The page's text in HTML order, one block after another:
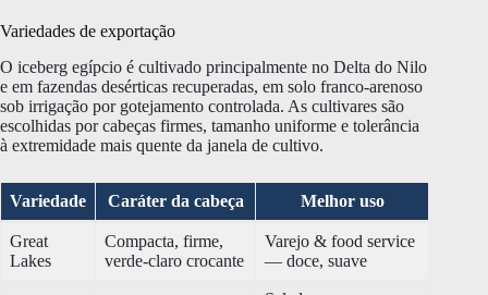
Variedades de exportação
O iceberg egípcio é cultivado principalmente no Delta do Nilo
e em fazendas desérticas recuperadas, em solo franco-arenoso
sob irrigação por gotejamento controlada. As cultivares são
escolhidas por cabeças firmes, tamanho uniforme e tolerância
à extremidade mais quente da janela de cultivo.
Variedade Caráter da cabeça Melhor uso
Great
Lakes
Compacta, firme,
verde-claro crocante
Varejo & food service
— doce, suave